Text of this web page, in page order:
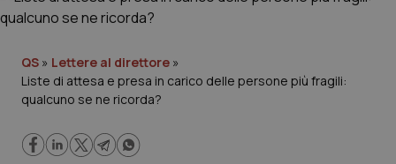
Governo e Parlamento
Regioni e Asl
QS » Lettere al direttore »
Liste di attesa e presa in carico delle persone più fragili:
qualcuno se ne ricorda?